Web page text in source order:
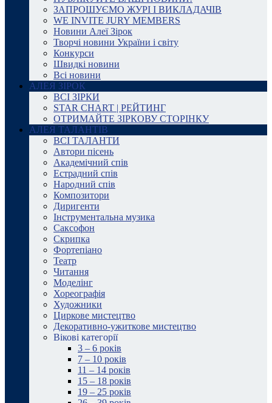
ЗАПРОШУЄМО ЖУРІ І ВИКЛАДАЧІВ
WE INVITE JURY MEMBERS
Новини Алеї Зірок
Творчі новини України і світу
Конкурси
Швидкі новини
Всі новини
АЛЕЯ ЗІРОК
ВСІ ЗІРКИ
STAR CHART | РЕЙТИНГ
ОТРИМАЙТЕ ЗІРКОВУ СТОРІНКУ
АЛЕЯ ТАЛАНТІВ
ВСІ ТАЛАНТИ
Автори пісень
Академічний спів
Естрадний спів
Народний спів
Композитори
Диригенти
Інструментальна музика
Саксофон
Скрипка
Фортепіано
Театр
Читання
Моделінг
Хореографія
Художники
Циркове мистецтво
Декоративно-ужиткове мистецтво
Вікові категорії
3 – 6 років
7 – 10 років
11 – 14 років
15 – 18 років
19 – 25 років